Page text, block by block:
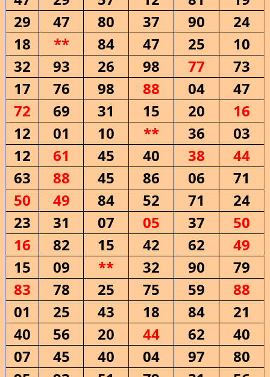
29
47 80 37 90
24
18
** 84 47 25
10
32
93 26 98 77
73
17
76 98 88 04
47
72
69 31 15 20
16
12
01 10 ** 36
03
12
61 45 40 38
44
63
88 45 86 06
71
50
49 84 52 71
24
23
31 07 05 37
50
16
82 15 42 62
49
15
09 ** 32 90
79
83
78 25 75 59
88
01
25 43 18 84
21
40
56 20 44 62
40
07
45 40 04 97
80